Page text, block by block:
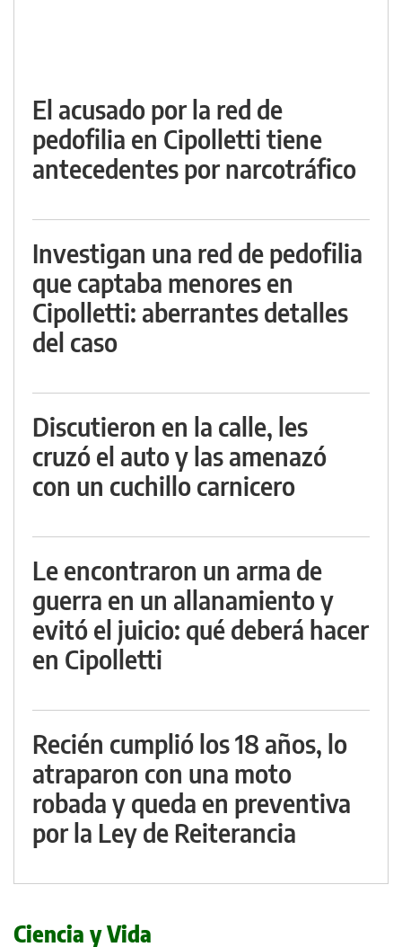
El acusado por la red de
pedofilia en Cipolletti tiene
antecedentes por narcotráfico
Investigan una red de pedofilia
que captaba menores en
Cipolletti: aberrantes detalles
del caso
Discutieron en la calle, les
cruzó el auto y las amenazó
con un cuchillo carnicero
Le encontraron un arma de
guerra en un allanamiento y
evitó el juicio: qué deberá hacer
en Cipolletti
Recién cumplió los 18 años, lo
atraparon con una moto
robada y queda en preventiva
por la Ley de Reiterancia
Ciencia y Vida